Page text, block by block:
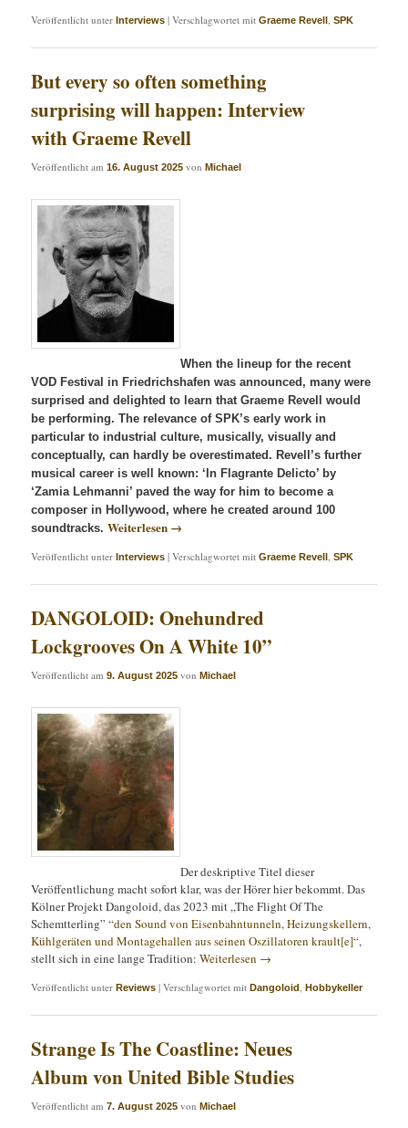
Veröffentlicht unter Interviews |Verschlagwortet mit Graeme Revell ,SPK
But every so often something
surprising will happen: Interview
with Graeme Revell
Veröffentlicht am16. August 2025 vonMichael
When the lineup for the recent
VOD Festival in Friedrichshafen was announced, many were
surprised and delighted to learn that Graeme Revell would
be performing. The relevance of SPK’s early work in
particular to industrial culture, musically, visually and
conceptually, can hardly be overestimated. Revell’s further
musical career is well known: ‘In Flagrante Delicto’ by
‘Zamia Lehmanni’ paved the way for him to become a
composer in Hollywood, where he created around 100
soundtracks.Weiterlesen →
Veröffentlicht unter Interviews |Verschlagwortet mit Graeme Revell ,SPK
DANGOLOID: Onehundred
Lockgrooves On A White 10”
Veröffentlicht am9. August 2025 vonMichael
Der deskriptive Titel dieser
Veröffentlichung macht sofort klar, was der Hörer hier bekommt. Das
Kölner Projekt Dangoloid, das 2023 mit „The Flight Of The
Schemtterling”“den Sound von Eisenbahntunneln, Heizungskellern,
Kühlgeräten und Montagehallen aus seinen Oszillatoren krault[e]“,
stellt sich in eine lange Tradition:Weiterlesen →
Veröffentlicht unter Reviews |Verschlagwortet mit Dangoloid ,Hobbykeller
Strange Is The Coastline: Neues
Album von United Bible Studies
Veröffentlicht am7. August 2025 vonMichael